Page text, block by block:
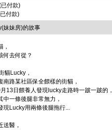
付款)
付款)
妹妹房)的故事
，
何去何從？
貓Lucky，
南路某社區保全餵樣的街貓，
13日餵養人發現lucky走路時一跛一跛的，
中一條後腿非常無力，
現Lucky用兩條後腿拖行...
送醫，